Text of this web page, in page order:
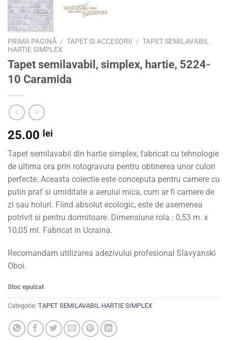
PRIMA PAGINĂ / TAPET SI ACCESORII / TAPET SEMILAVABIL
HARTIE SIMPLEX
Tapet semilavabil, simplex, hartie, 5224-
10 Caramida
25.00 lei
Tapet semilavabil din hartie simplex, fabricat cu tehnologie
de ultima ora prin rotogravura pentru obtinerea unor culori
perfecte. Aceasta colectie este conceputa pentru camere cu
putin praf si umiditate a aerului mica, cum ar fi camere de
zi sau holuri. Fiind absolut ecologic, este de asemenea
potrivit si pentru dormitoare. Dimensiune rola : 0,53 m. x
10,05 ml. Fabricat in Ucraina.
Recomandam utilizarea adezivului profesional Slavyanski
Oboi.
Stoc epuizat
Categorie: TAPET SEMILAVABIL HARTIE SIMPLEX